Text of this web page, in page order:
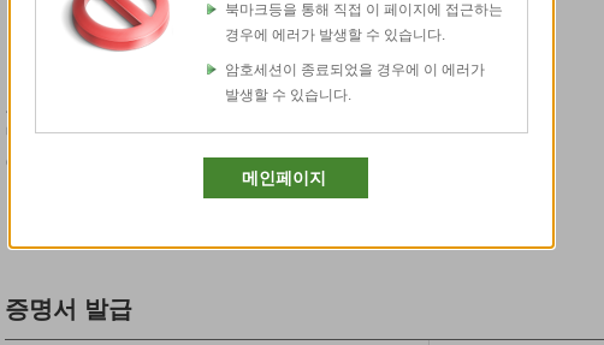
증명서발급안내
고객님의 편의를 위해 인터넷을 통해 증명서 발급이 가능합니다.
발급 가능한 증명서는 아래와 같으며, 인터넷뱅킹 로그인 후
이용이 가능합니다.
증명서 발급
북마크등을 통해 직접 이 페이지에 접근하는
경우에 에러가 발생할 수 있습니다.
암호세션이 종료되었을 경우에 이 에러가
발생할 수 있습니다.
메인페이지